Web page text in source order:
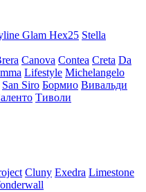
Glam Hex25 Stella
Canova Contea Creta Da
Lifestyle Michelangelo
San Siro Бормио Вивальди
Тиволи
Cluny Exedra Limestone